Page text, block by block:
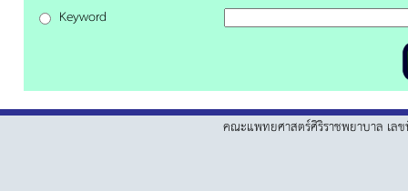
Keyword
คณะแพทยศาสตร์ศิริราชพยาบาล เล